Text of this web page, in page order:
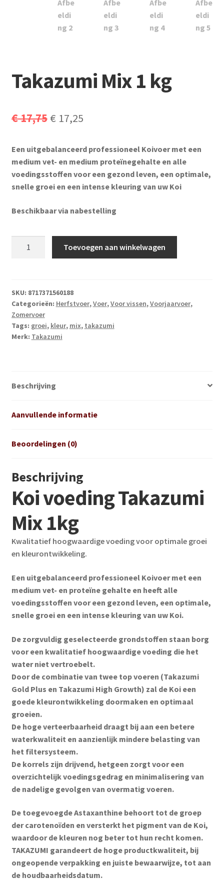
Vijverdecoratie en tuindecoratie
Vijveronderhoud
Voor vissen
Overige
Buxus
Takazumi Mix 1 kg
€17,75 Oorspronkelijke
was:
€ 17,75.
€ 17,25Huidige
is:
€ 17,25.
Een uitgebalanceerd professioneel Koivoer met een
medium vet- en medium proteïnegehalte en alle
voedingsstoffen voor een gezond leven, een optimale,
snelle groei en een intense kleuring van uw Koi
Beschikbaar via nabestelling
aantal
Toevoegen aan winkelwagen
SKU: 8717371560188
Categorieën: Herfstvoer,Voer,Voor vissen,Voorjaarvoer,
Zomervoer
Tags: groei, kleur, mix, takazumi
Merk: Takazumi
Beschrijving
Aanvullende informatie
Beoordelingen (0)
Beschrijving
Koi voeding Takazumi
Mix 1kg
Kwalitatief hoogwaardige voeding voor optimale groei
en kleurontwikkeling.
Een uitgebalanceerd professioneel Koivoer met een
medium vet- en proteïne gehalte en heeft alle
voedingsstoffen voor een gezond leven, een optimale,
snelle groei en een intense kleuring van uw Koi.
De zorgvuldig geselecteerde grondstoffen staan borg
voor een kwalitatief hoogwaardige voeding die het
water niet vertroebelt.
Door de combinatie van twee top voeren (Takazumi
Gold Plus en Takazumi High Growth) zal de Koi een
goede kleurontwikkeling doormaken en optimaal
groeien.
De hoge verteerbaarheid draagt bij aan een betere
waterkwaliteit en aanzienlijk mindere belasting van
het filtersysteem.
De korrels zijn drijvend, hetgeen zorgt voor een
overzichtelijk voedingsgedrag en minimalisering van
de nadelige gevolgen van overmatig voeren.
De toegevoegde Astaxanthine behoort tot de groep
der carotenoïden en versterkt het pigment van de Koi,
waardoor de kleuren nog beter tot hun recht komen.
TAKAZUMI garandeert de hoge productkwaliteit, bij
ongeopende verpakking en juiste bewaarwijze, tot aan
de houdbaarheidsdatum.